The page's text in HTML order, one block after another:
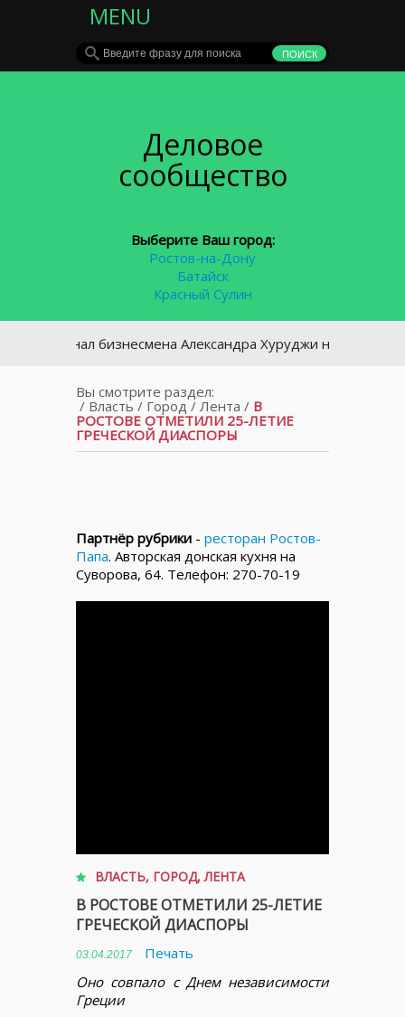
MENU
Деловое
сообщество
Выберите Ваш город:
Ростов-на-Дону
Батайск
Красный Сулин
бизнесмена Александра Хуруджи невиновным
Вы смотрите раздел:
/ Власть / Город / Лента / В
РОСТОВЕ ОТМЕТИЛИ 25-ЛЕТИЕ
ГРЕЧЕСКОЙ ДИАСПОРЫ
Партнёр рубрики - ресторан Ростов-
Папа. Авторская донская кухня на
Суворова, 64. Телефон: 270-70-19
ВЛАСТЬ, ГОРОД,ЛЕНТА
В РОСТОВЕ ОТМЕТИЛИ 25-ЛЕТИЕ
ГРЕЧЕСКОЙ ДИАСПОРЫ
03.04.2017
Печать
Оно совпало с Днем независимости
Греции